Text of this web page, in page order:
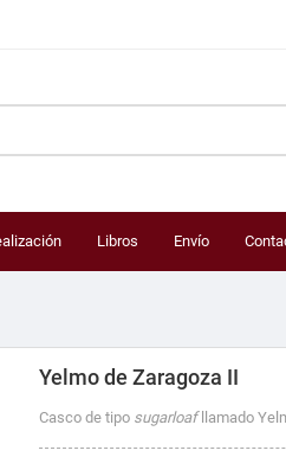
Libros Envío
Yelmo de Zaragoza II
Casco de tipo sugarloafllamado